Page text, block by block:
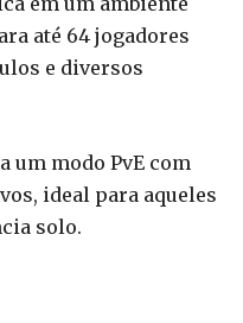
até 64 jogadores
e diversos
um modo PvE com
ideal para aqueles
solo.